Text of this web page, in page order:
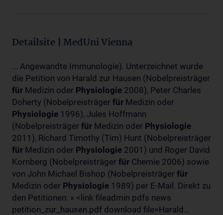
Detailsite | MedUni Vienna
... Angewandte Immunologie). Unterzeichnet wurde
die Petition von Harald zur Hausen (Nobelpreisträger
für Medizin oder Physiologie 2008), Peter Charles
Doherty (Nobelpreisträger für Medizin oder
Physiologie 1996), Jules Hoffmann
(Nobelpreisträger für Medizin oder Physiologie
2011), Richard Timothy (Tim) Hunt (Nobelpreisträger
für Medizin oder Physiologie 2001) und Roger David
Kornberg (Nobelpreisträger für Chemie 2006) sowie
von John Michael Bishop (Nobelpreisträger für
Medizin oder Physiologie 1989) per E-Mail. Direkt zu
den Petitionen: » <link fileadmin pdfs news
petition_zur_hausen.pdf download file>Harald...